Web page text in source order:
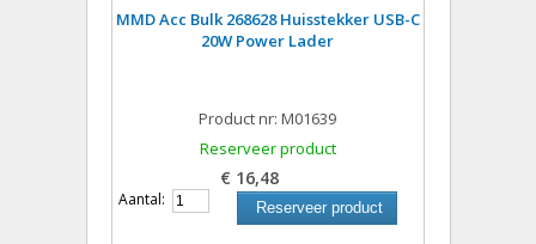
MMD Acc Bulk 268628 Huisstekker USB-C
20W Power Lader
Product nr: M01639
Reserveer product
€ 16,48
Aantal: Reserveer product